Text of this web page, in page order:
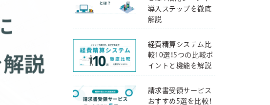
導入ステップを徹底
解説
経費精算システム比
較10選！5つの比較ポ
イントと機能を解説
請求書受領サービス
おすすめ5選を比較！